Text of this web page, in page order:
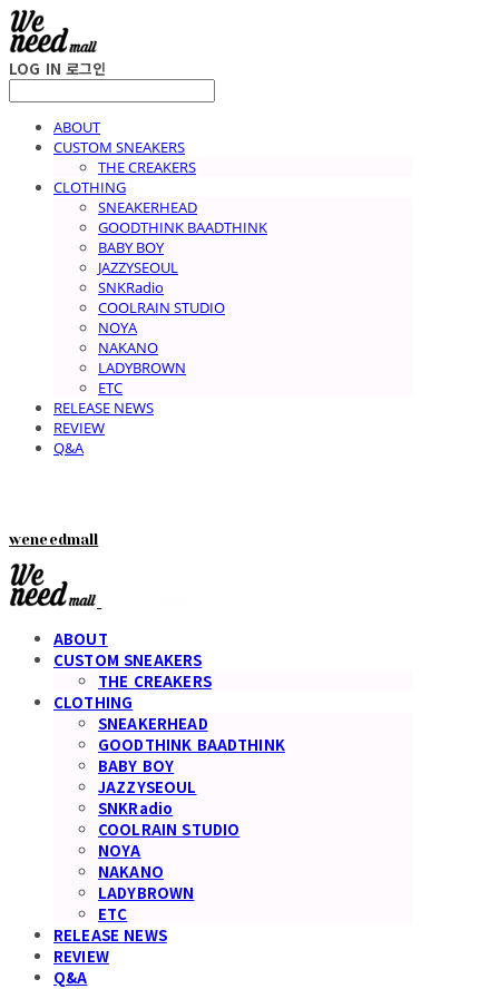
LOG IN 로그인
ABOUT
CUSTOM SNEAKERS
THE CREAKERS
CLOTHING
SNEAKERHEAD
GOODTHINK BAADTHINK
BABY BOY
JAZZYSEOUL
SNKRadio
COOLRAIN STUDIO
NOYA
NAKANO
LADYBROWN
ETC
RELEASE NEWS
REVIEW
Q&A
weneedmall
ABOUT
CUSTOM SNEAKERS
THE CREAKERS
CLOTHING
SNEAKERHEAD
GOODTHINK BAADTHINK
BABY BOY
JAZZYSEOUL
SNKRadio
COOLRAIN STUDIO
NOYA
NAKANO
LADYBROWN
ETC
RELEASE NEWS
REVIEW
Q&A